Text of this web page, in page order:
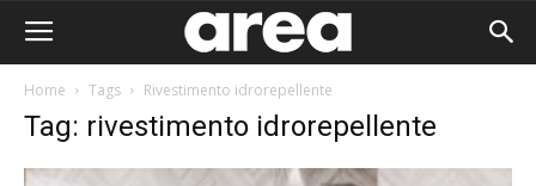
Home Tags Rivestimento idrorepellente
Tag: rivestimento idrorepellente